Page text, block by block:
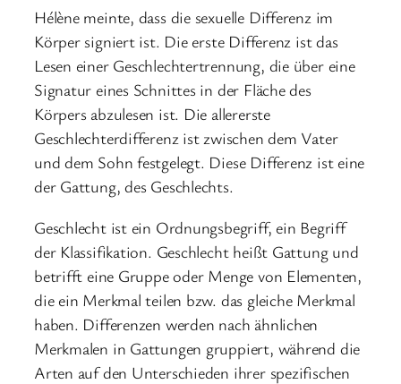
Hélène meinte, dass die sexuelle Differenz im
Körper signiert ist. Die erste Differenz ist das
Lesen einer Geschlechtertrennung, die über eine
Signatur eines Schnittes in der Fläche des
Körpers abzulesen ist. Die allererste
Geschlechterdifferenz ist zwischen dem Vater
und dem Sohn festgelegt. Diese Differenz ist eine
der Gattung, des Geschlechts.
Geschlecht ist ein Ordnungsbegriff, ein Begriff
der Klassifikation. Geschlecht heißt Gattung und
betrifft eine Gruppe oder Menge von Elementen,
die ein Merkmal teilen bzw. das gleiche Merkmal
haben. Differenzen werden nach ähnlichen
Merkmalen in Gattungen gruppiert, während die
Arten auf den Unterschieden ihrer spezifischen